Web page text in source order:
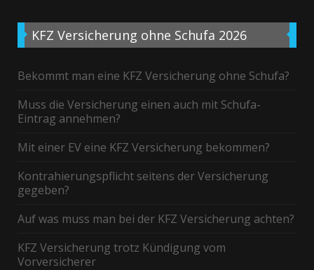
KFZ Versicherung ohne Schufa 2026
Bekommt man eine KFZ Versicherung ohne Schufa?
Muss die Versicherung einen auch mit Schufa-
Eintrag annehmen?
Mit einer EV eine KFZ Versicherung bekommen?
Kontrahierungspflicht seitens der Versicherung
gegeben?
Auf was muss man bei der KFZ Versicherung achten?
KFZ Versicherung trotz Kündigung vom
Vorversicherer